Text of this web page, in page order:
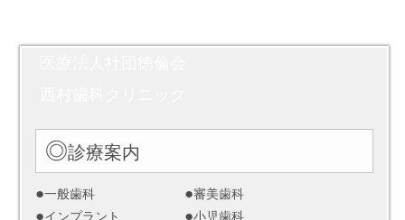
◎診療案内
●一般歯科 ●審美歯科
●インプラント ●小児歯科